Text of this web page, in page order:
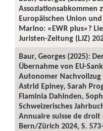
Assoziationsabkommen
Europäischen Union
Marino: «EWR plus»?
Juristen-Zeitung (LJZ)
Baur, Georges (2025):
Übernahme von EU-
Autonomer
Astrid Epiney, Sarah
Flaminia Dahinden,
Schweizerisches
Annuaire suisse de
Bern/Zürich 2024, S.